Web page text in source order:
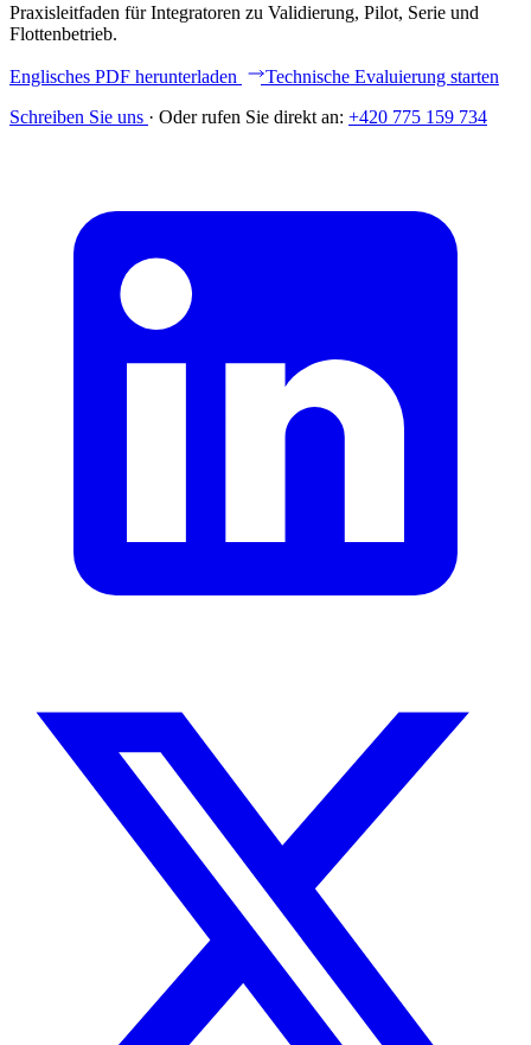
Praxisleitfaden für Integratoren zu Validierung, Pilot, Serie und
Flottenbetrieb.
Englisches PDF herunterladen
Technische Evaluierung starten
Schreiben Sie uns · Oder rufen Sie direkt an: +420 775 159 734